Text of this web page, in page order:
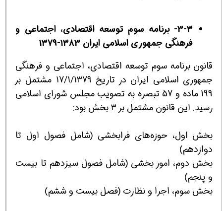
3-3- برنامه سوم توسعه اقتصادی، اجتماعی و
فرهنگی جمهوری اسلامی ایران 1383-1379
قانون برنامه سوم توسعه اقتصادی، اجتماعی و فرهنگی
جمهوری اسلامی ایران در تاریخ 17/1/1379 مشتمل بر
199 ماده و 57 تبصره به تصویب مجلس شورای اسلامی
رسید. این قانون مشتمل بر ۳ بخش بود:
بخش اول، حوزه‌های فرابخشی (شامل فصول اول تا
دوازدهم)
بخش دوم، امور بخشی (شامل فصول سیزدهم تا بیست
و پنجم)
بخش سوم، اجرا و نظارت (فصل بیست و ششم)